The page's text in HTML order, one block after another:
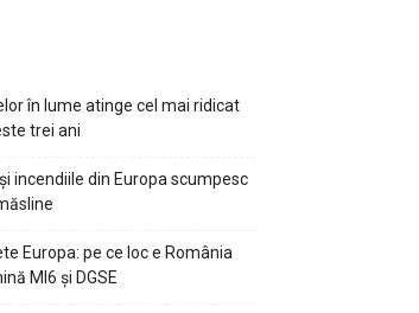
în lume atinge cel mai ridicat
trei ani
incendiile din Europa scumpesc
Europa: pe ce loc e România
MI6 și DGSE